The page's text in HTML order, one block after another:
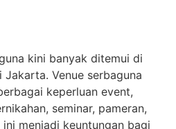
kini banyak ditemui di
Venue serbaguna
keperluan event,
seminar, pameran,
menjadi keuntungan bagi